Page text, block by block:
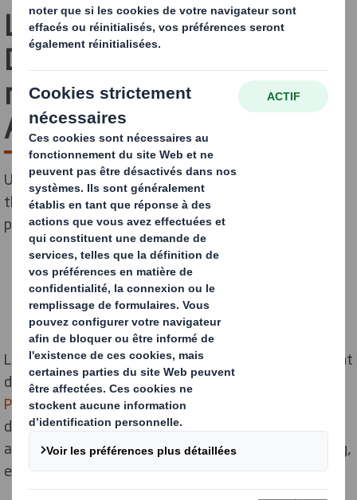
La création "Barbie
Dreamhouse"
récompensée d'un Shop !
Award de bronze
Un Shop! Award de bronze a été décerné pour notre
théâtralisation Dreamhouse Barbie dans la catégorie
performance carton "Jeux et Loisirs".
Le Concours récompense l’excellence du Marketing Point
de Vente dans plus d’une quarantaine de catégories :
PLV
, architecture commerciale, digitalisation du point
de vente, activation shopper, street marketing,
agencement, déploiement d’un concept merchandising,
etc.